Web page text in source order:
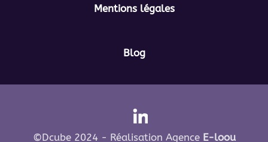
Mentions légales
Blog
©Dcube 2024 - Réalisation Agence E-loou